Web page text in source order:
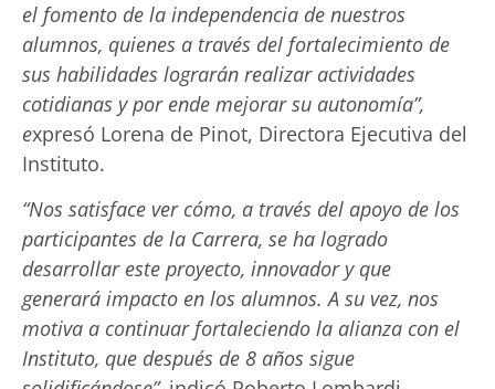
el fomento de la independencia de nuestros
alumnos, quienes a través del fortalecimiento de
sus habilidades lograrán realizar actividades
cotidianas y por ende mejorar su autonomía”,
expresó Lorena de Pinot, Directora Ejecutiva del
Instituto.
“Nos satisface ver cómo, a través del apoyo de los
participantes de la Carrera, se ha logrado
desarrollar este proyecto, innovador y que
generará impacto en los alumnos. A su vez, nos
motiva a continuar fortaleciendo la alianza con el
Instituto, que después de 8 años sigue